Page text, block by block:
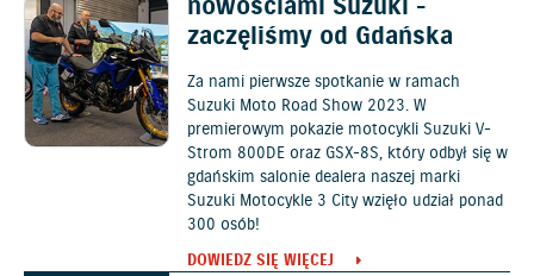
nowościami Suzuki -
zaczęliśmy od Gdańska
Za nami pierwsze spotkanie w ramach
Suzuki Moto Road Show 2023. W
premierowym pokazie motocykli Suzuki V-
Strom 800DE oraz GSX-8S, który odbył się w
gdańskim salonie dealera naszej marki
Suzuki Motocykle 3 City wzięło udział ponad
300 osób!
DOWIEDZ SIĘ WIĘCEJ